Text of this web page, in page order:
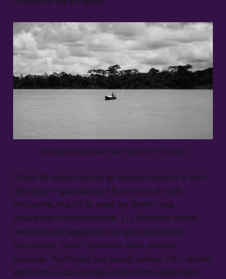
Una barca da pesca sulle acque del rio Xingu
Come gli uomini anche gli animali trovano le loro
difficoltà — guardando il fiume non si vede
l’orizzonte, ma tra le onde tre delfini rosa
cavalcano controcorrente. Li chiamano boto e,
secondo una leggenda che qui tutti amano
raccontare, sono i seduttori delle giovani
fanciulle. Purtroppo per questi animali c’è il rischio
estinzione a causa delle costruzioni delle dighe: